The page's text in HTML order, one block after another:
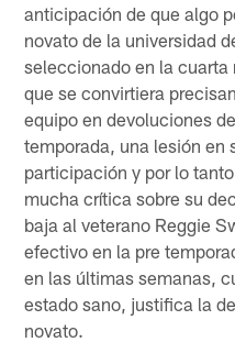
anticipación de que algo
novato de la universidad
seleccionado en la cuarta
que se convirtiera
equipo en devoluciones
temporada, una lesión en
participación y por lo
mucha crítica sobre su
baja al veterano Reggie
efectivo en la pre
en las últimas semanas,
estado sano, justifica la
novato.